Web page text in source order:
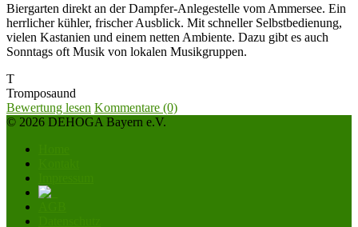
Biergarten direkt an der Dampfer-Anlegestelle vom Ammersee. Ein
herrlicher kühler, frischer Ausblick. Mit schneller Selbstbedienung,
vielen Kastanien und einem netten Ambiente. Dazu gibt es auch
Sonntags oft Musik von lokalen Musikgruppen.
T
Tromposaund
Bewertung lesen Kommentare (0)
© 2026 DEHOGA Bayern e.V.